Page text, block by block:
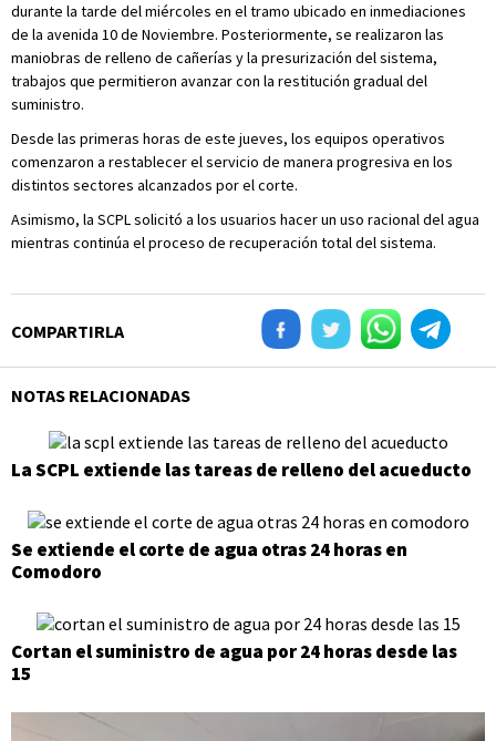
durante la tarde del miércoles en el tramo ubicado en inmediaciones
de la avenida 10 de Noviembre. Posteriormente, se realizaron las
maniobras de relleno de cañerías y la presurización del sistema,
trabajos que permitieron avanzar con la restitución gradual del
suministro.
Desde las primeras horas de este jueves, los equipos operativos
comenzaron a restablecer el servicio de manera progresiva en los
distintos sectores alcanzados por el corte.
Asimismo, la SCPL solicitó a los usuarios hacer un uso racional del agua
mientras continúa el proceso de recuperación total del sistema.
COMPARTIRLA
NOTAS RELACIONADAS
La SCPL extiende las tareas de relleno del acueducto
Se extiende el corte de agua otras 24 horas en
Comodoro
Cortan el suministro de agua por 24 horas desde las
15